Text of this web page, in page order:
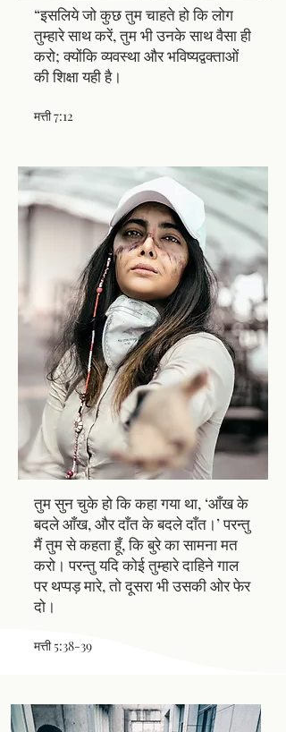
“इसलिये जो कुछ तुम चाहते हो कि लोग
तुम्हारे साथ करें, तुम भी उनके साथ वैसा ही
करो; क्योंकि व्यवस्था और भविष्यद्वक्ताओं
की शिक्षा यही है।
मत्ती 7:12
तुम सुन चुके हो कि कहा गया था, ‘आँख के
बदले आँख, और दाँत के बदले दाँत।’ परन्तु
मैं तुम से कहता हूँ, कि बुरे का सामना मत
करो। परन्तु यदि कोई तुम्हारे दाहिने गाल
पर थप्पड़ मारे, तो दूसरा भी उसकी ओर फेर
दो।
मत्ती 5:38-39